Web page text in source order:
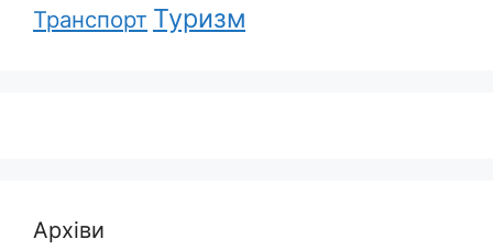
Транспорт Туризм
Архіви